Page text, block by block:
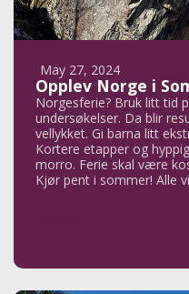
May 27, 2024
Opplev Norge i
Norgesferie? Bruk litt tid
undersøkelser. Da blir
vellykket. Gi barna litt
Kortere etapper og
morro. Ferie skal være
Kjør pent i sommer! Alle